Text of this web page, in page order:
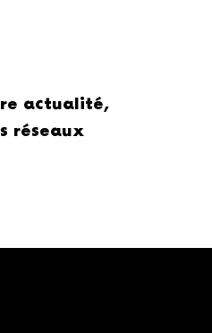
actualité,
réseaux